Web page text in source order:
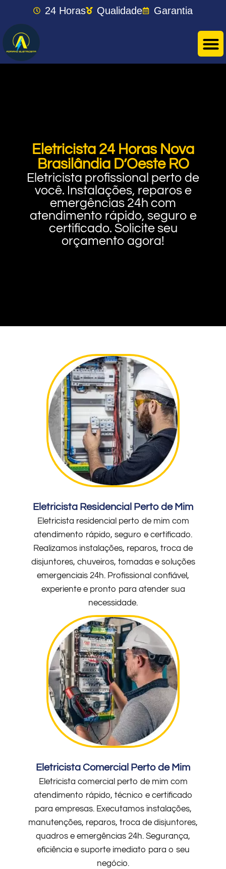
24 Horas Qualidade Garantia
Eletricista 24 Horas Nova
Brasilândia D’Oeste RO
Eletricista profissional perto de
você. Instalações, reparos e
emergências 24h com
atendimento rápido, seguro e
certificado. Solicite seu
orçamento agora!
Eletricista Residencial Perto de Mim
Eletricista residencial perto de mim com
atendimento rápido, seguro e certificado.
Realizamos instalações, reparos, troca de
disjuntores, chuveiros, tomadas e soluções
emergenciais 24h. Profissional confiável,
experiente e pronto para atender sua
necessidade.
Eletricista Comercial Perto de Mim
Eletricista comercial perto de mim com
atendimento rápido, técnico e certificado
para empresas. Executamos instalações,
manutenções, reparos, troca de disjuntores,
quadros e emergências 24h. Segurança,
eficiência e suporte imediato para o seu
negócio.